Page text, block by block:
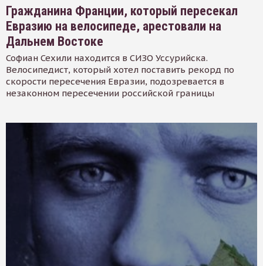
Гражданина Франции, который пересекал
Евразию на велосипеде, арестовали на
Дальнем Востоке
Софиан Сехили находится в СИЗО Уссурийска.
Велосипедист, который хотел поставить рекорд по
скорости пересечения Евразии, подозревается в
незаконном пересечении российской границы